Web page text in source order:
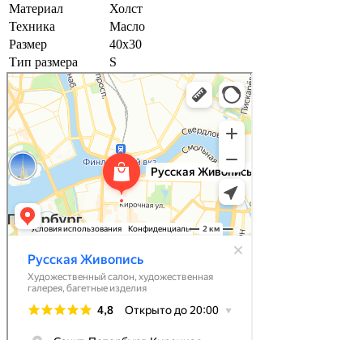
Материал
Холст
Техника
Масло
Размер
40х30
Тип размера
S